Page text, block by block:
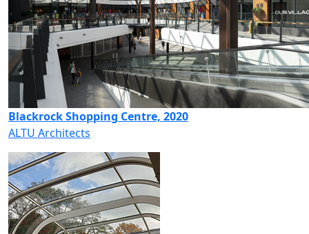
Blackrock Shopping Centre, 2020
ALTU Architects